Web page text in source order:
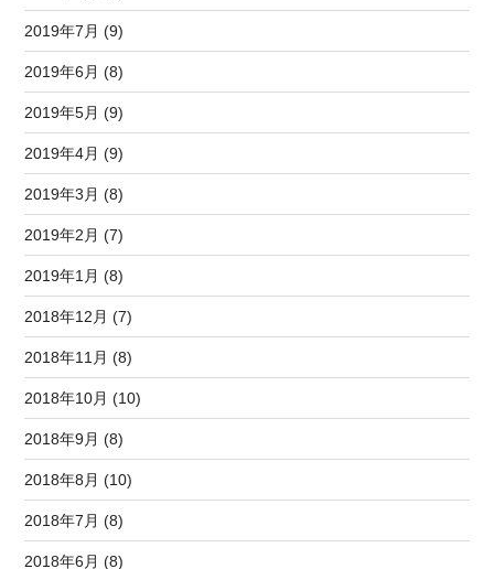
2019年7月 (9)
2019年6月 (8)
2019年5月 (9)
2019年4月 (9)
2019年3月 (8)
2019年2月 (7)
2019年1月 (8)
2018年12月 (7)
2018年11月 (8)
2018年10月 (10)
2018年9月 (8)
2018年8月 (10)
2018年7月 (8)
2018年6月 (8)